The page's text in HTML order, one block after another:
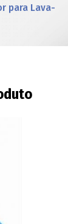
para Lava-